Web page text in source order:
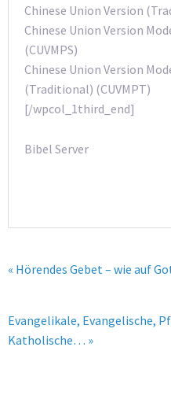
Chinese Union Version
Chinese Union Version
(CUVMPS)
Chinese Union Version
(Traditional) (CUVMPT)
[/wpcol_1third_end]
Bibel Server
« Hörendes Gebet – wie auf
Evangelikale, Evangelische,
Katholische… »